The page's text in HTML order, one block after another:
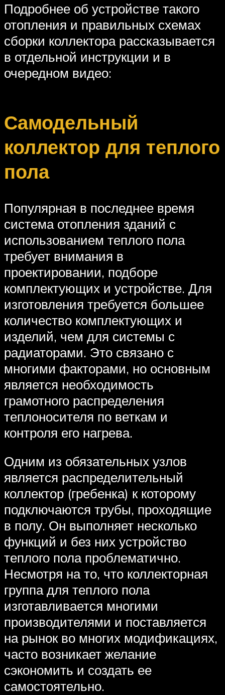
Подробнее об устройстве такого
отопления и правильных схемах
сборки коллектора рассказывается
в отдельной инструкции и в
очередном видео:
Самодельный
коллектор для теплого
пола
Популярная в последнее время
система отопления зданий с
использованием теплого пола
требует внимания в
проектировании, подборе
комплектующих и устройстве. Для
изготовления требуется большее
количество комплектующих и
изделий, чем для системы с
радиаторами. Это связано с
многими факторами, но основным
является необходимость
грамотного распределения
теплоносителя по веткам и
контроля его нагрева.
Одним из обязательных узлов
является распределительный
коллектор (гребенка) к которому
подключаются трубы, проходящие
в полу. Он выполняет несколько
функций и без них устройство
теплого пола проблематично.
Несмотря на то, что коллекторная
группа для теплого пола
изготавливается многими
производителями и поставляется
на рынок во многих модификациях,
часто возникает желание
сэкономить и создать ее
самостоятельно.